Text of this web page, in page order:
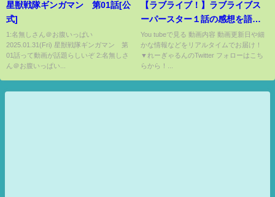
星獣戦隊ギンガマン 第01話[公
式]
1:名無しさん＠お腹いっぱい
2025.01.31(Fri) 星獣戦隊ギンガマン 第
01話って動画が話題らしいぞ 2:名無しさ
ん＠お腹いっぱい...
【ラブライブ！】ラブライブス
ーパースター１話の感想を語り
ます!!
You tubeで見る 動画内容 動画更新日や細
かな情報などをリアルタイムでお届け！
▼れーぎゃるんのTwitter フォローはこち
らから！...